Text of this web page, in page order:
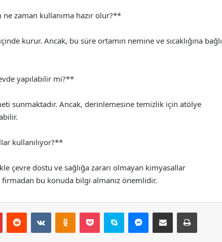
ne zaman kullanıma hazır olur?**
kurur. Ancak, bu süre ortamın nemine ve sıcaklığına bağlı
yapılabilir mi?**
sunmaktadır. Ancak, derinlemesine temizlik için atölye
kullanılıyor?**
çevre dostu ve sağlığa zararı olmayan kimyasallar
firmadan bu konuda bilgi almanız önemlidir.
PinterestReddit VKontakteOdnoklassniki
Pocket Skype Messenger
E-Posta ile paylaş Yazdır